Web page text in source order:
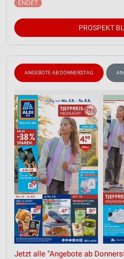
PROSPEKT
ANGEBOTE AB DONNERSTAG
Jetzt alle "Angebote ab